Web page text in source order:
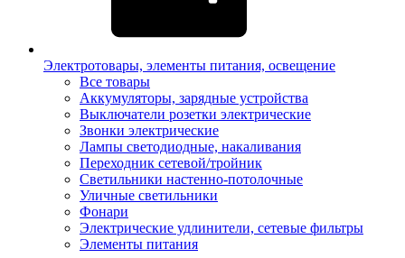
Электротовары, элементы питания, освещение
Все товары
Аккумуляторы, зарядные устройства
Выключатели розетки электрические
Звонки электрические
Лампы светодиодные, накаливания
Переходник сетевой/тройник
Светильники настенно-потолочные
Уличные светильники
Фонари
Электрические удлинители, сетевые фильтры
Элементы питания